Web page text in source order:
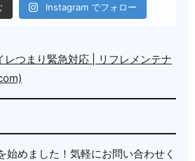
Instagram でフォロー
レつまり緊急対応 | リフレメンテナ
始めました！気軽にお問い合わせく